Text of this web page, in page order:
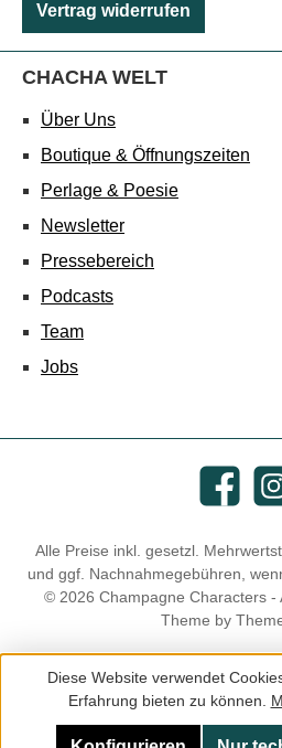
Vertrag widerrufen
CHACHA WELT
Über Uns
Boutique & Öffnungszeiten
Perlage & Poesie
Newsletter
Pressebereich
Podcasts
Team
Jobs
Facebook
Alle Preise inkl. gesetzl.
und ggf. Nachnahmegebühren,
© 2026 Champagne Characters -
Theme by
Diese Website verwendet
Erfahrung bieten zu können.